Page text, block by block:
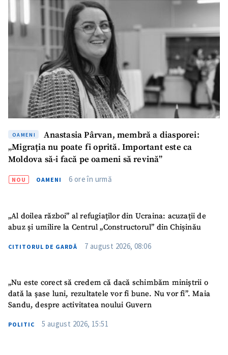
OAMENI
Anastasia Pârvan, membră a diasporei:
„Migrația nu poate fi oprită. Important este ca
Moldova să-i facă pe oameni să revină”
NOU OAMENI 6 ore în urmă
„Al doilea război” al refugiaților din Ucraina: acuzații de
abuz și umilire la Centrul „Constructorul” din Chișinău
CITITORUL DE GARDĂ 7 august 2026, 08:06
„Nu este corect să credem că dacă schimbăm miniștrii o
dată la șase luni, rezultatele vor fi bune. Nu vor fi”. Maia
Sandu, despre activitatea noului Guvern
POLITIC 5 august 2026, 15:51
Link media+ Link media
Mesajul știrei
+ Mesajul știrei
CONTACT SURSĂ
Sursă anonimă
+ Numele meu
Email+ Emailul meu
Am citit și sunt de
acord cu politica de
confidențialitate.
TRIMITE ȘTIREA